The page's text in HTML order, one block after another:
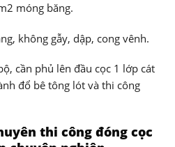
móng băng.
không gẫy, dập, cong vênh.
cần phủ lên đầu cọc 1 lớp cát
đổ bê tông lót và thi công
thi công đóng cọc